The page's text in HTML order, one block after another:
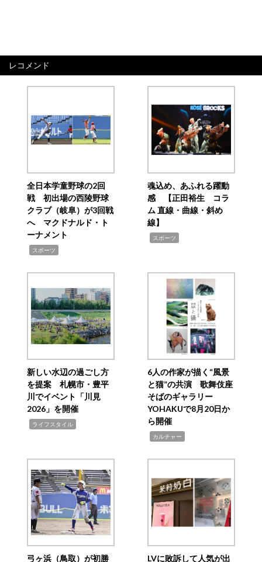
レコメンド
全日本学童野球の2回
戦 初出場の西陵野球
クラブ（岐阜）が3回戦
へ マクドナルド・ト
ーナメント
スポーツ
魂込め、あふれる躍動
感 【正田裕生 コラ
ム 直線・曲線・斜め
線】
スポーツ
新しい水辺の過ごし方
を提案 札幌市・豊平
川でイベント「川見
2026」を開催
ライフスタイル
6人の作家が描く“風景
と猫”の共演 歌舞伎座
そばのギャラリー
YOHAKUで8月20日か
ら開催
カルチャー
弓ヶ浜（鳥取）が初勝 LVに敗訴して人気が出